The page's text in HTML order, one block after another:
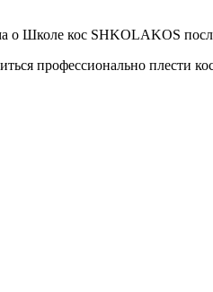
Школе кос SHKOLAKOS
профессионально плести